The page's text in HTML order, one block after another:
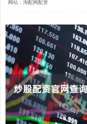
网站：淘配网配资